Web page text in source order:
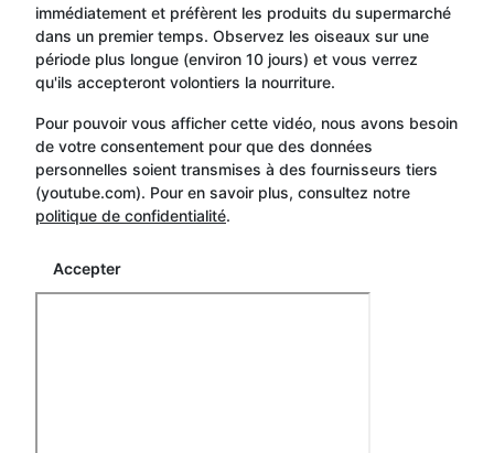
immédiatement et préfèrent les produits du supermarché
dans un premier temps. Observez les oiseaux sur une
période plus longue (environ 10 jours) et vous verrez
qu'ils accepteront volontiers la nourriture.
Pour pouvoir vous afficher cette vidéo, nous avons besoin
de votre consentement pour que des données
personnelles soient transmises à des fournisseurs tiers
(youtube.com). Pour en savoir plus, consultez notre
politique de confidentialité.
Accepter